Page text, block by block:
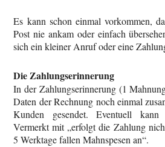
Es kann schon einmal vorkommen,
Post nie ankam oder einfach
sich ein kleiner Anruf oder eine
Die Zahlungserinnerung
In der Zahlungserinnerung (1
Daten der Rechnung noch einmal
Kunden gesendet. Eventuell
Vermerkt mit „erfolgt die Zahlung
5 Werktage fallen Mahnspesen an“.